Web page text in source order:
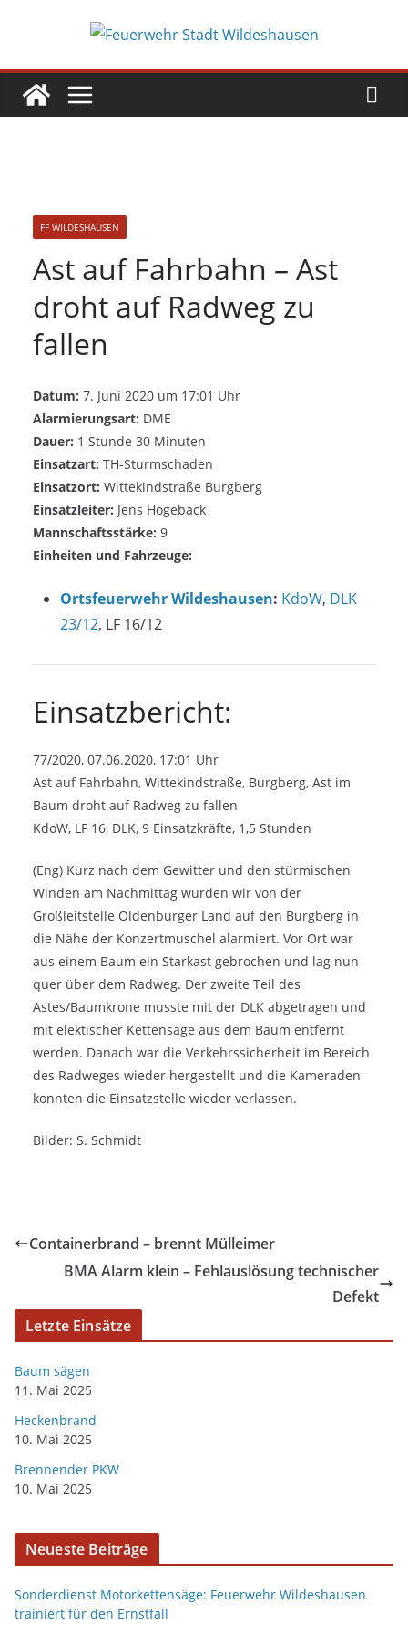
FF WILDESHAUSEN
Ast auf Fahrbahn – Ast
droht auf Radweg zu
fallen
Datum: 7. Juni 2020 um 17:01 Uhr
Alarmierungsart: DME
Dauer: 1 Stunde 30 Minuten
Einsatzart: TH-Sturmschaden
Einsatzort: Wittekindstraße Burgberg
Einsatzleiter: Jens Hogeback
Mannschaftsstärke: 9
Einheiten und Fahrzeuge:
Ortsfeuerwehr Wildeshausen: KdoW, DLK
23/12, LF 16/12
Einsatzbericht:
77/2020, 07.06.2020, 17:01 Uhr
Ast auf Fahrbahn, Wittekindstraße, Burgberg, Ast im
Baum droht auf Radweg zu fallen
KdoW, LF 16, DLK, 9 Einsatzkräfte, 1,5 Stunden
(Eng) Kurz nach dem Gewitter und den stürmischen
Winden am Nachmittag wurden wir von der
Großleitstelle Oldenburger Land auf den Burgberg in
die Nähe der Konzertmuschel alarmiert. Vor Ort war
aus einem Baum ein Starkast gebrochen und lag nun
quer über dem Radweg. Der zweite Teil des
Astes/Baumkrone musste mit der DLK abgetragen und
mit elektischer Kettensäge aus dem Baum entfernt
werden. Danach war die Verkehrssicherheit im Bereich
des Radweges wieder hergestellt und die Kameraden
konnten die Einsatzstelle wieder verlassen.
Bilder: S. Schmidt
Containerbrand – brennt Mülleimer
BMA Alarm klein – Fehlauslösung technischer
Defekt
Letzte Einsätze
Baum sägen
11. Mai 2025
Heckenbrand
10. Mai 2025
Brennender PKW
10. Mai 2025
Neueste Beiträge
Sonderdienst Motorkettensäge: Feuerwehr Wildeshausen
trainiert für den Ernstfall